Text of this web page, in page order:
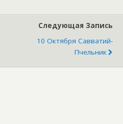
Следующая Запись
10 Октября Савватий-
Пчельник